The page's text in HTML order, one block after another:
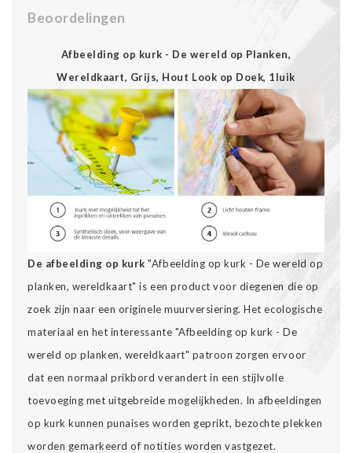
Beoordelingen
Afbeelding op kurk - De wereld op Planken,
Wereldkaart, Grijs, Hout Look op Doek, 1luik
De afbeelding op kurk "Afbeelding op kurk - De wereld op
planken, wereldkaart" is een product voor diegenen die op
zoek zijn naar een originele muurversiering. Het ecologische
materiaal en het interessante "Afbeelding op kurk - De
wereld op planken, wereldkaart" patroon zorgen ervoor
dat een normaal prikbord verandert in een stijlvolle
toevoeging met uitgebreide mogelijkheden. In afbeeldingen
op kurk kunnen punaises worden geprikt, bezochte plekken
worden gemarkeerd of notities worden vastgezet.